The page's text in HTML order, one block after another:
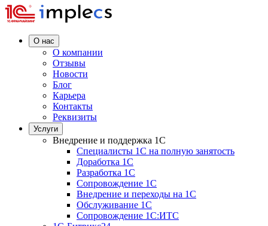
О нас
О компании
Отзывы
Новости
Блог
Карьера
Контакты
Реквизиты
Услуги
Внедрение и поддержка 1C
Специалисты 1C на полную занятость
Доработка 1C
Разработка 1C
Сопровождение 1C
Внедрение и переходы на 1C
Обслуживание 1C
Сопровождение 1C:ИТС